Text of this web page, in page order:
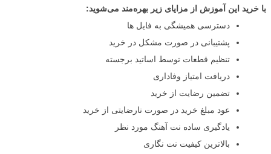
با خرید این آموزش از مزایای زیر بهره‌مند می‌شوید:
دسترسی همیشگی به فایل ها
پشتیبانی در صورت مشکل در خرید
تنظیم قطعات توسط اساتید برجسته
دریافت امتیاز وفاداری
تضمین رضایت از خرید
عود مبلغ خرید در صورت نارضایتی از خرید
یادگیری ساده نت آهنگ مورد نظر
بالاترین کیفیت نت نگاری